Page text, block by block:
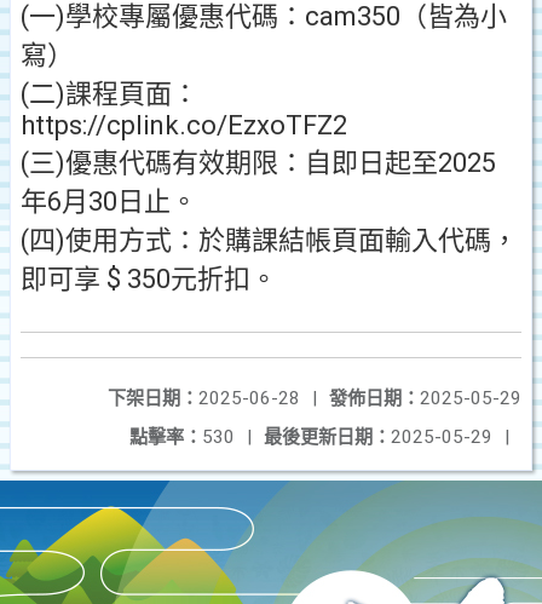
(一)學校專屬優惠代碼：cam350（皆為小
寫）
(二)課程頁面：
https://cplink.co/EzxoTFZ2
(三)優惠代碼有效期限：自即日起至2025
年6月30日止。
(四)使用方式：於購課結帳頁面輸入代碼，
即可享 $ 350元折扣。
發佈日期： 2025-05-29
下架日期： 2025-06-28
|
最後更新日期： 2025-05-29 |
點擊率： 530 |